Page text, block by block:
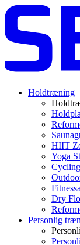
Holdtræning
HIIT
Yoga
Dry
Personlig